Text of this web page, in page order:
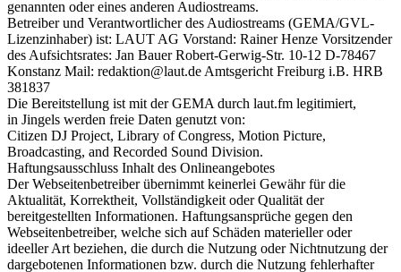
genannten oder eines anderen Audiostreams.
Betreiber und Verantwortlicher des Audiostreams (GEMA/GVL-
Lizenzinhaber) ist: LAUT AG Vorstand: Rainer Henze Vorsitzender
des Aufsichtsrates: Jan Bauer Robert-Gerwig-Str. 10-12 D-78467
Konstanz Mail: redaktion@laut.de Amtsgericht Freiburg i.B. HRB
381837
Die Bereitstellung ist mit der GEMA durch laut.fm legitimiert,
in Jingels werden freie Daten genutzt von:
Citizen DJ Project, Library of Congress, Motion Picture,
Broadcasting, and Recorded Sound Division.
Haftungsausschluss Inhalt des Onlineangebotes
Der Webseitenbetreiber übernimmt keinerlei Gewähr für die
Aktualität, Korrektheit, Vollständigkeit oder Qualität der
bereitgestellten Informationen. Haftungsansprüche gegen den
Webseitenbetreiber, welche sich auf Schäden materieller oder
ideeller Art beziehen, die durch die Nutzung oder Nichtnutzung der
dargebotenen Informationen bzw. durch die Nutzung fehlerhafter